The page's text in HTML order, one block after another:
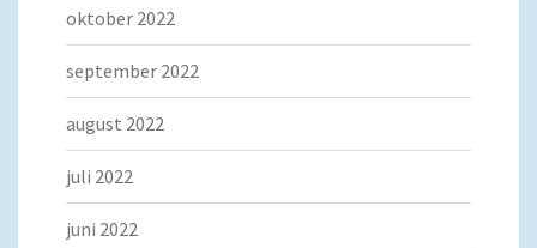
oktober 2022
september 2022
august 2022
juli 2022
juni 2022